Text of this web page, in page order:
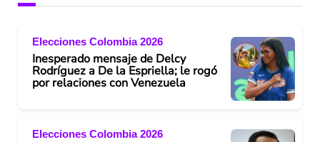
Elecciones Colombia 2026
Inesperado mensaje de Delcy
Rodríguez a De la Espriella; le rogó
por relaciones con Venezuela
Elecciones Colombia 2026